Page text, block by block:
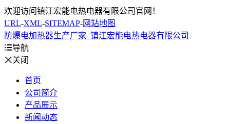
欢迎访问镇江宏能电热电器有限公司官网！
URL-XML-SITEMAP-网站地图
防爆电加热器生产厂家_镇江宏能电热电器有限公司
导航
关闭
首页
公司简介
产品展示
新闻动态